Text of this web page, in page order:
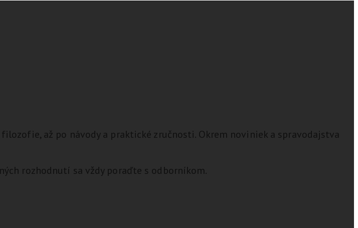
až po návody a praktické zručnosti. Okrem noviniek a spravodajstva
rozhodnutí sa vždy poraďte s odborníkom.